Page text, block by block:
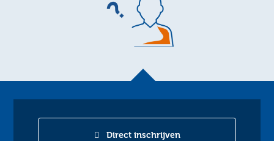
Direct inschrijven